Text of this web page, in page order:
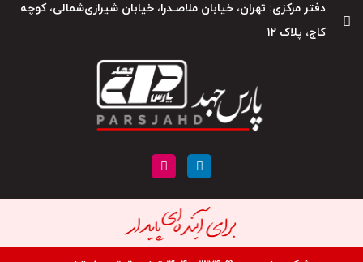
دفتر مرکزی: تهران، خیابان ملاصـدرا، خیابان شیرازی‌شمالی، کوچه
کاج، پلاک ۱۲
i
n
k
d
i
n
n
s
t
g
r
a
m